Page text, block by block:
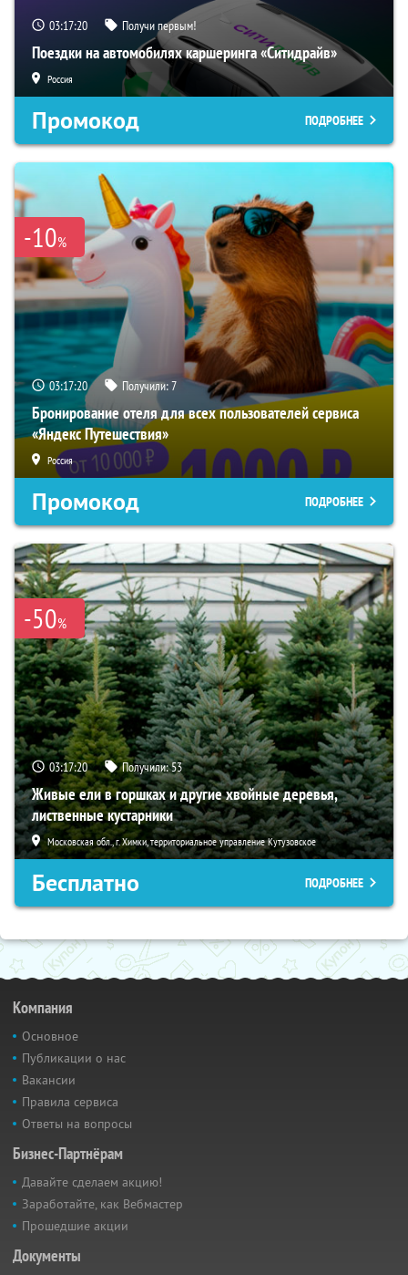
03:17:19 Получи первым!
Поездки на автомобилях каршеринга «Ситидрайв»
Россия
Промокод ПОДРОБНЕЕ
-10%
03:17:19 Получили:7
Бронирование отеля для всех пользователей сервиса
«Яндекс Путешествия»
Россия
Промокод ПОДРОБНЕЕ
-50%
03:17:19 Получили:53
Живые ели в горшках и другие хвойные деревья,
лиственные кустарники
Московская обл., г. Химки, территориальное управление Кутузовское
Бесплатно ПОДРОБНЕЕ
Компания
Основное
Публикации о нас
Вакансии
Правила сервиса
Ответы на вопросы
Бизнес-Партнёрам
Давайте сделаем акцию!
Заработайте, как Вебмастер
Прошедшие акции
Документы